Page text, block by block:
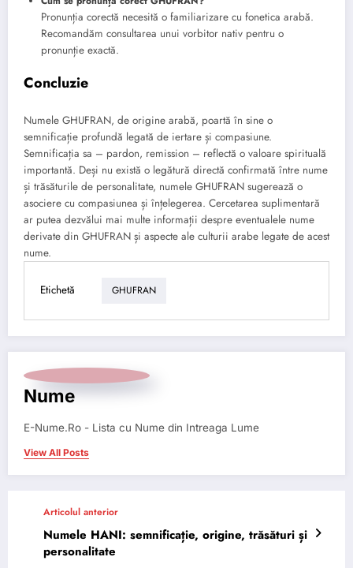
Pronunția corectă necesită o familiarizare cu fonetica arabă.
Recomandăm consultarea unui vorbitor nativ pentru o
pronunție exactă.
Concluzie
Numele GHUFRAN, de origine arabă, poartă în sine o
semnificație profundă legată de iertare și compasiune.
Semnificația sa – pardon, remission – reflectă o valoare spirituală
importantă. Deși nu există o legătură directă confirmată între nume
și trăsăturile de personalitate, numele GHUFRAN sugerează o
asociere cu compasiunea și înțelegerea. Cercetarea suplimentară
ar putea dezvălui mai multe informații despre eventualele nume
derivate din GHUFRAN și aspecte ale culturii arabe legate de acest
nume.
Etichetă GHUFRAN
Nume
E-Nume.Ro - Lista cu Nume din Intreaga Lume
View All Posts
Articolul anterior
Numele HANI: semnificație, origine, trăsături și
personalitate